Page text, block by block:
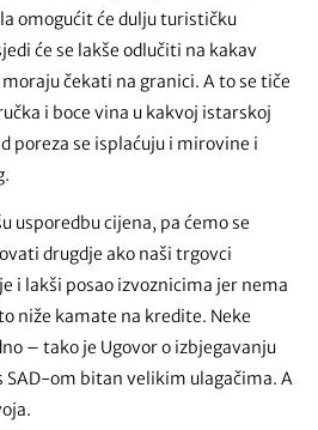
omogućit će dulju turističku
će se lakše odlučiti na kakav
čekati na granici. A to se tiče
i boce vina u kakvoj istarskoj
poreza se isplaćuju i mirovine i
usporedbu cijena, pa ćemo se
drugdje ako naši trgovci
i lakši posao izvoznicima jer nema
niže kamate na kredite. Neke
– tako je Ugovor o izbjegavanju
SAD-om bitan velikim ulagačima. A